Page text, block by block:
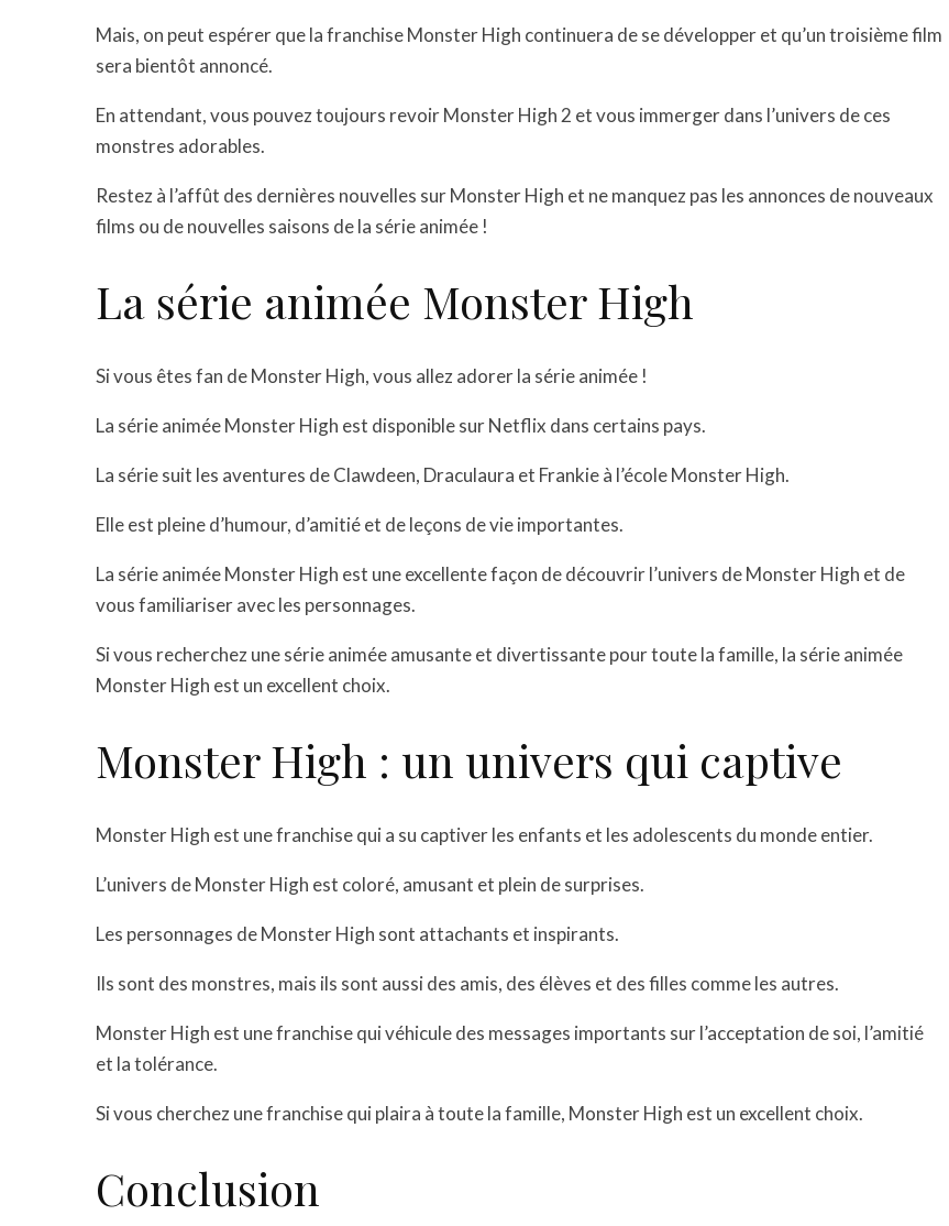
Mais, on peut espérer que la franchise Monster High continuera de se développer et qu’un troisième film
sera bientôt annoncé.
En attendant, vous pouvez toujours revoir Monster High 2 et vous immerger dans l’univers de ces
monstres adorables.
Restez à l’affût des dernières nouvelles sur Monster High et ne manquez pas les annonces de nouveaux
films ou de nouvelles saisons de la série animée !
La série animée Monster High
Si vous êtes fan de Monster High, vous allez adorer la série animée !
La série animée Monster High est disponible sur Netflix dans certains pays.
La série suit les aventures de Clawdeen, Draculaura et Frankie à l’école Monster High.
Elle est pleine d’humour, d’amitié et de leçons de vie importantes.
La série animée Monster High est une excellente façon de découvrir l’univers de Monster High et de
vous familiariser avec les personnages.
Si vous recherchez une série animée amusante et divertissante pour toute la famille, la série animée
Monster High est un excellent choix.
Monster High : un univers qui captive
Monster High est une franchise qui a su captiver les enfants et les adolescents du monde entier.
L’univers de Monster High est coloré, amusant et plein de surprises.
Les personnages de Monster High sont attachants et inspirants.
Ils sont des monstres, mais ils sont aussi des amis, des élèves et des filles comme les autres.
Monster High est une franchise qui véhicule des messages importants sur l’acceptation de soi, l’amitié
et la tolérance.
Si vous cherchez une franchise qui plaira à toute la famille, Monster High est un excellent choix.
Conclusion